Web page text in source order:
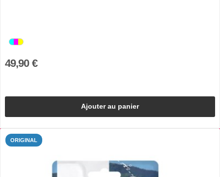
49,90 €
Ajouter au panier
ORIGINAL